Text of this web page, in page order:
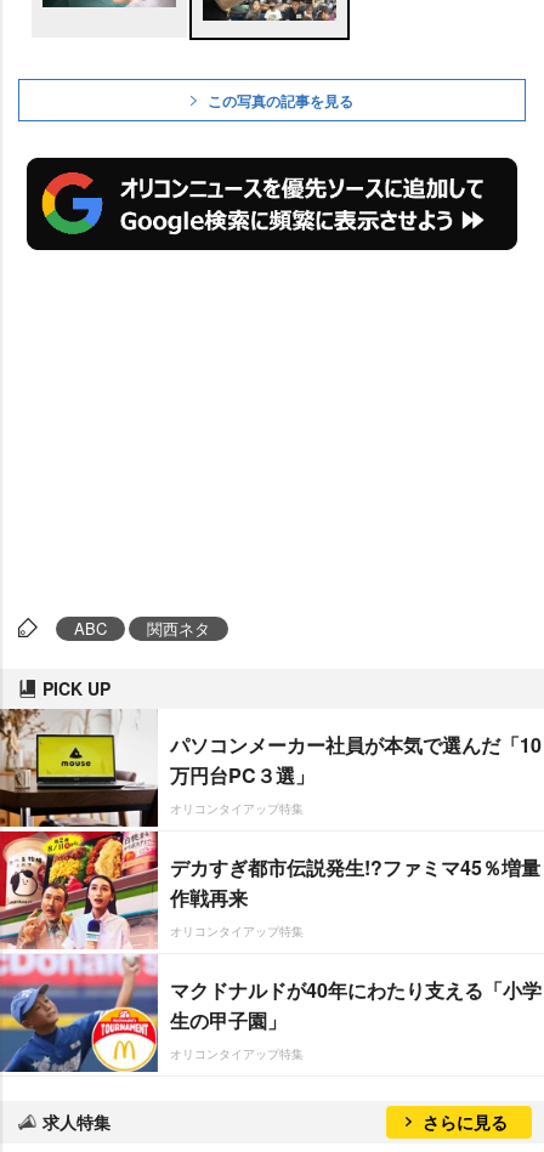
この写真の記事を見る
ABC 関西ネタ
PICK UP
パソコンメーカー社員が本気で選んだ「10
万円台PC３選」
オリコンタイアップ特集
デカすぎ都市伝説発生!?ファミマ45％増量
作戦再来
オリコンタイアップ特集
マクドナルドが40年にわたり支える「小学
生の甲子園」
オリコンタイアップ特集
求人特集 さらに見る